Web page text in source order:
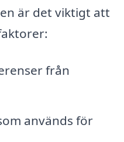
är det viktigt att
från
används för